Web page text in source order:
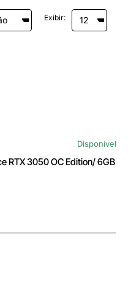
Exibir:
Disponível
RTX 3050 OC Edition/ 6GB